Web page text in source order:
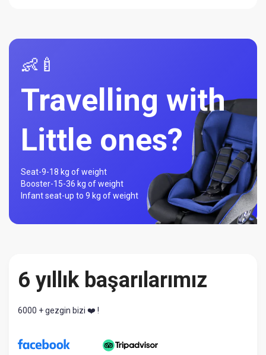
👶🍼
Travelling with
Little ones?
Seat-9-18 kg of weight
Booster-15-36 kg of weight
Infant seat-up to 9 kg of weight
6 yıllık başarılarımız
6000 + gezgin bizi ❤️ !